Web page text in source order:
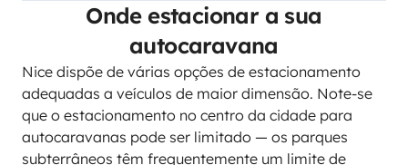
Onde estacionar a sua
autocaravana
Nice dispõe de várias opções de estacionamento
adequadas a veículos de maior dimensão. Note-se
que o estacionamento no centro da cidade para
autocaravanas pode ser limitado — os parques
subterrâneos têm frequentemente um limite de